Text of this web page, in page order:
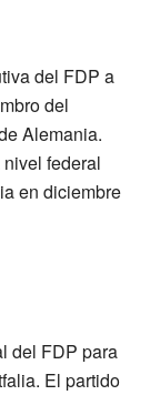
del FDP a
del
Alemania.
federal
en diciembre
del FDP para
El partido